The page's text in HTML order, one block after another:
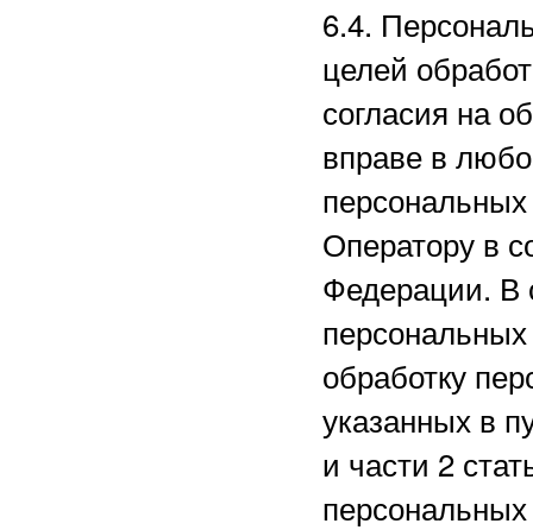
6.4.
целей
согласия на
вправе в
Оператору в
Федерации. В
обработку
указанных в
и части 2